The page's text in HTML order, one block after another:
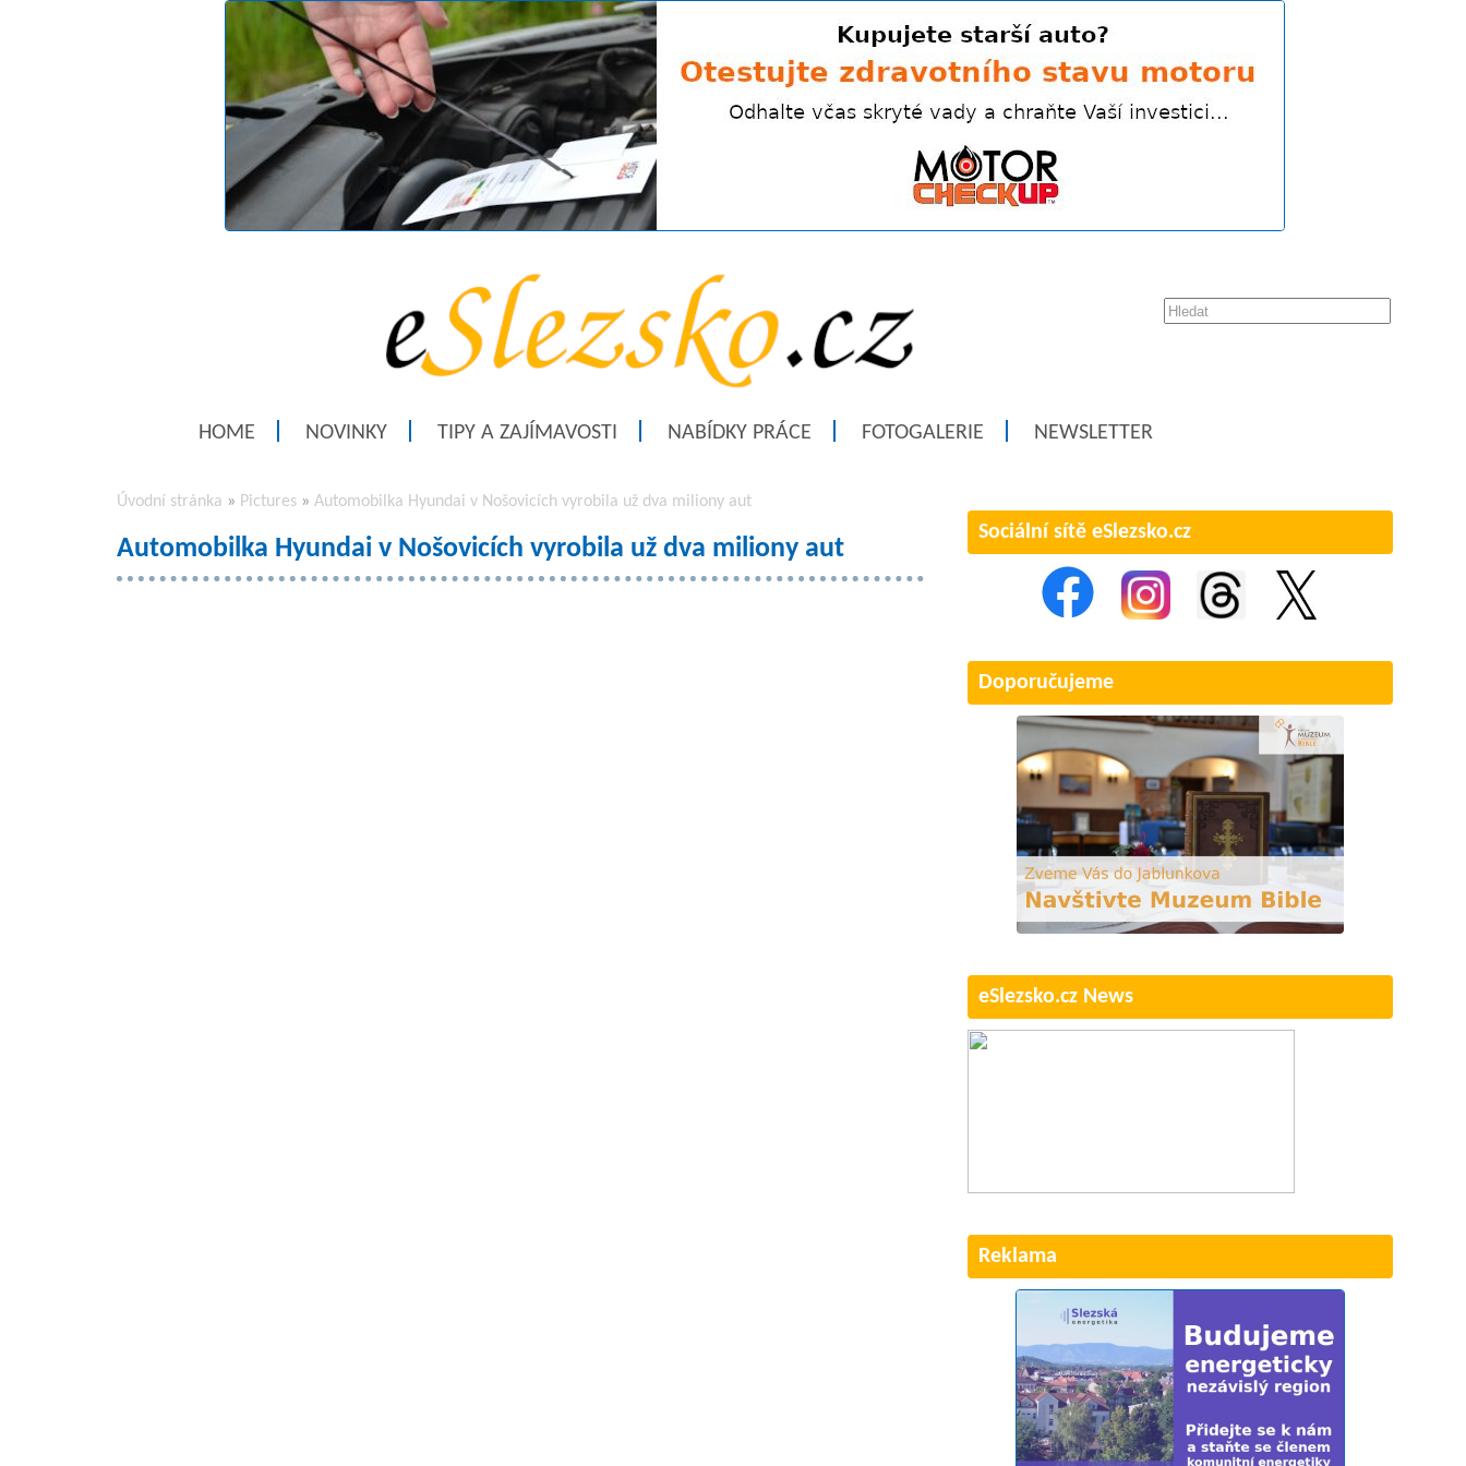
HOME NOVINKY TIPY A ZAJÍMAVOSTI NABÍDKY PRÁCE FOTOGALERIE NEWSLETTER
Úvodní stránka » Pictures » Automobilka Hyundai v Nošovicích vyrobila už dva miliony aut
Automobilka Hyundai v Nošovicích vyrobila už dva miliony aut
Sociální sítě eSlezsko.cz
Doporučujeme
eSlezsko.cz News
Reklama